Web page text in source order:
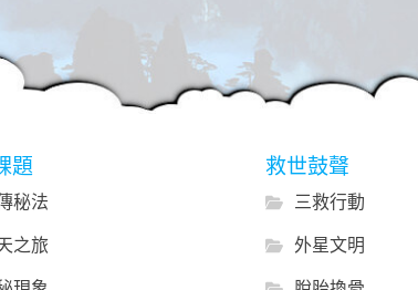
題
秘法
之旅
救世鼓聲
三救行動
外星文明